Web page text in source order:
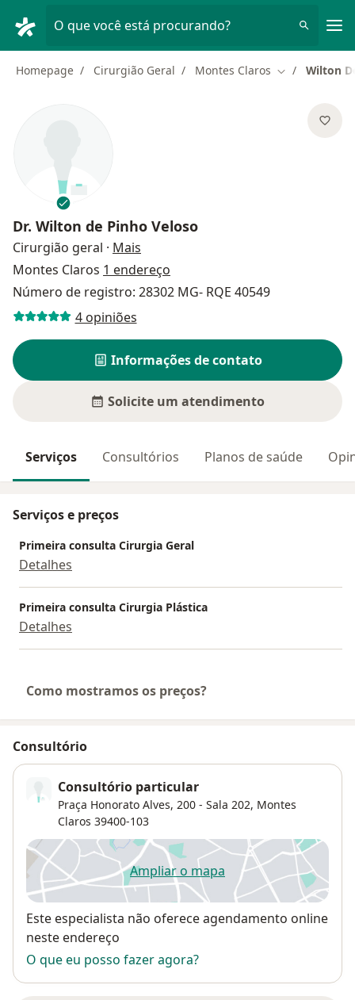
O que você está procurando?
Homepage Cirurgião Geral Montes Claros Mudar de
Wilton
Dr. Wilton de Pinho Veloso
Cirurgião geral · Mais
Montes Claros 1 endereço
Número de registro: 28302 MG- RQE 40549
4 opiniões
Informações de contato
Solicite um atendimento
Serviços Consultórios Planos de saúde
Serviços e preços
Primeira consulta Cirurgia Geral
Detalhes
Primeira consulta Cirurgia Plástica
Detalhes
Como mostramos os preços?
Consultório
Consultório particular
Praça Honorato Alves, 200 - Sala 202, Montes
Claros 39400-103
Ampliar o mapaabre num novo separador
Disponibilidade
Este especialista não oferece agendamento online
neste endereço
O que eu posso fazer agora?